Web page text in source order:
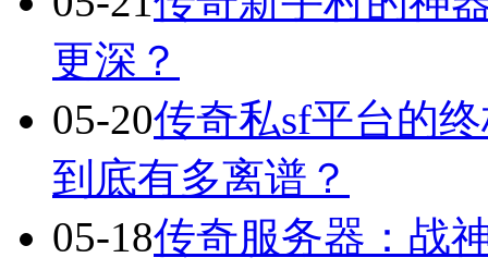
更深？
05-20传奇私sf平台的
到底有多离谱？
05-18传奇服务器：战